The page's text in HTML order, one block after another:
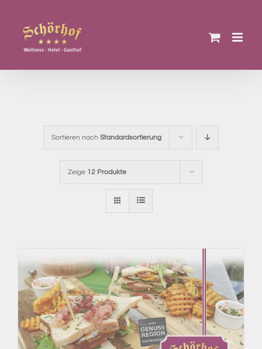
springen
Sortieren nach Standardsortierung
Zeige 12 Produkte